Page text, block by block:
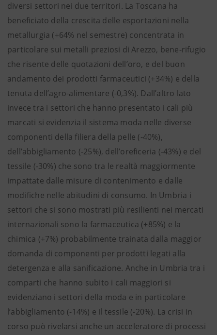
diversi settori nei due territori. La Toscana ha
beneficiato della crescita delle esportazioni nella
metallurgia (+64% nel semestre) concentrata in
particolare sui metalli preziosi di Arezzo, bene-rifugio
che risente delle quotazioni dell’oro, e del buon
andamento dei prodotti farmaceutici (+34%) e della
tenuta dell’agro-alimentare (-0,3%). Dall’altro lato
invece tra i settori che hanno presentato i cali più
marcati si evidenzia il sistema moda nelle diverse
componenti della filiera della pelle (-40%),
dell’abbigliamento (-25%), dell’oreficeria (-43%) e del
tessile (-30%) che sono tra le realtà maggiormente
impattate dalle misure di contenimento e dalle
modifiche nelle abitudini di consumo. In Umbria i
settori che si sono mostrati più resilienti nei mercati
internazionali sono la farmaceutica (+85%) e la
chimica (+7%) probabilmente trainata dalla maggior
domanda di componenti per prodotti legati alla
detergenza e alla sanificazione. Anche in Umbria tra i
comparti che hanno subito i cali maggiori si
evidenziano i settori della moda e in particolare
l’abbigliamento (-14%) e il tessile (-20%). La crisi in
corso può rivelarsi anche un acceleratore di processi